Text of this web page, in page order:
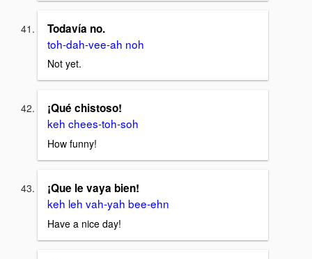
Todavía no.
toh-dah-vee-ah noh
Not yet.
¡Qué chistoso!
keh chees-toh-soh
How funny!
¡Que le vaya bien!
keh leh vah-yah bee-ehn
Have a nice day!